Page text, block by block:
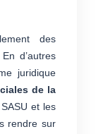
des
d’autres
juridique
de la
et les
rendre sur